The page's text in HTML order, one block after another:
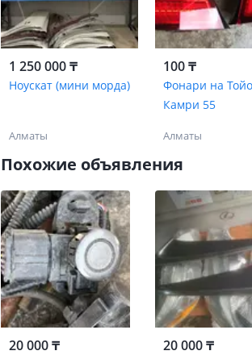
1 250 000 ₸
Ноускат (мини морда)
Алматы
100 ₸
Фонари на
Камри 55
Алматы
Похожие объявления
20 000 ₸ 20 000 ₸